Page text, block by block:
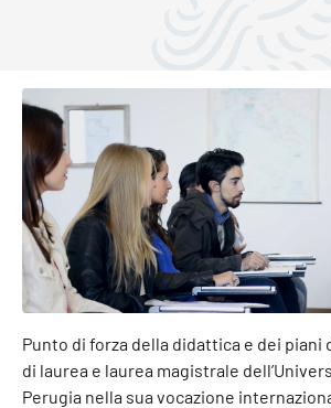
Punto di forza della didattica e dei piani
di laurea e laurea magistrale
Perugia nella sua vocazione